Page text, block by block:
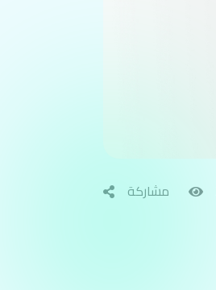
مشاركة